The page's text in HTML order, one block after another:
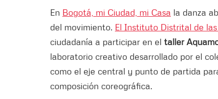
En Bogotá, mi Ciudad, mi Casa la danza
del movimiento. El Instituto Distrital de
ciudadanía a participar en el taller
laboratorio creativo desarrollado por el
como el eje central y punto de partida
composición coreográfica.